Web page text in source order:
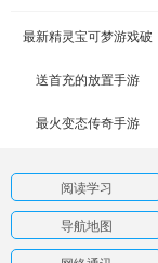
最新精灵宝可梦游戏破
解版
送首充的放置手游
最火变态传奇手游
阅读学习
导航地图